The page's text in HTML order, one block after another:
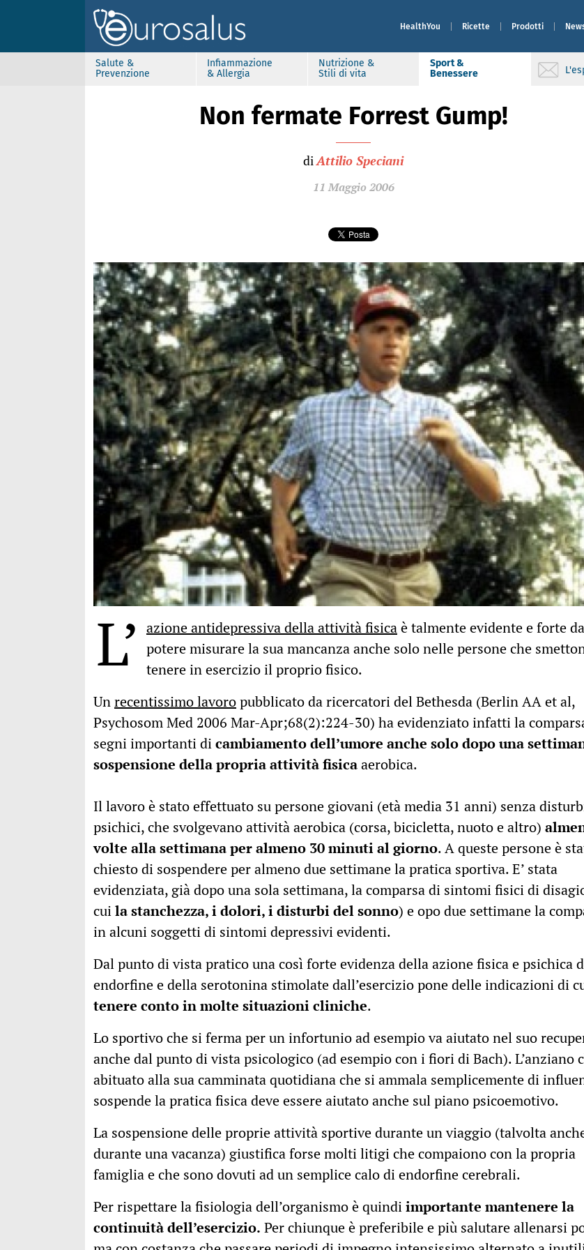
HealthYou Ricette Prodotti
Salute &
Prevenzione
Infiammazione
& Allergia
Nutrizione &
Stili di vita
Sport &
Benessere
Non fermate Forrest Gump!
diAttilio Speciani
11 Maggio 2006
L’ azione antidepressiva della attività fisicaè talmente evidente e forte da
potere misurare la sua mancanza anche solo nelle persone che
tenere in esercizio il proprio fisico.
Unrecentissimo lavoropubblicato da ricercatori del Bethesda (Berlin AA et al,
Psychosom Med 2006 Mar-Apr;68(2):224-30) ha evidenziato infatti la
segni importanti dicambiamento dell’umore anche solo dopo una
sospensione della propria attività fisicaaerobica.
Il lavoro è stato effettuato su persone giovani (età media 31 anni) senza
psichici, che svolgevano attività aerobica (corsa, bicicletta, nuoto e altro)
volte alla settimana per almeno 30 minuti al giorno. A queste persone è
chiesto di sospendere per almeno due settimane la pratica sportiva. E’ stata
evidenziata, già dopo una sola settimana, la comparsa di sintomi fisici di
cuila stanchezza, i dolori, i disturbi del sonno) e opo due settimane la
in alcuni soggetti di sintomi depressivi evidenti.
Dal punto di vista pratico una così forte evidenza della azione fisica e psichica
endorfine e della serotonina stimolate dall’esercizio pone delle indicazioni di
tenere conto in molte situazioni cliniche.
Lo sportivo che si ferma per un infortunio ad esempio va aiutato nel suo
anche dal punto di vista psicologico (ad esempio con i fiori di Bach). L’anziano
abituato alla sua camminata quotidiana che si ammala semplicemente di
sospende la pratica fisica deve essere aiutato anche sul piano psicoemotivo.
La sospensione delle proprie attività sportive durante un viaggio (talvolta
durante una vacanza) giustifica forse molti litigi che compaiono con la propria
famiglia e che sono dovuti ad un semplice calo di endorfine cerebrali.
Per rispettare la fisiologia dell’organismo è quindiimportante mantenere la
continuità dell’esercizio. Per chiunque è preferibile e più salutare allenarsi